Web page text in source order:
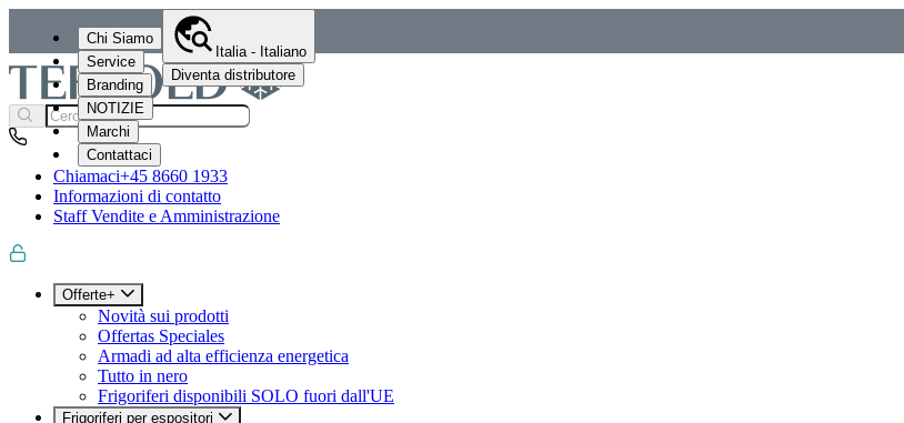
Chi Siamo
Service
Branding
NOTIZIE
Marchi
Contattaci
Italia - Italiano
Diventa distributore
Chiamaci+45 8660 1933
Informazioni di contatto
Staff Vendite e Amministrazione
Offerte+
Novità sui prodotti
Offertas Speciales
Armadi ad alta efficienza energetica
Tutto in nero
Frigoriferi disponibili SOLO fuori dall'UE
Frigoriferi per espositori